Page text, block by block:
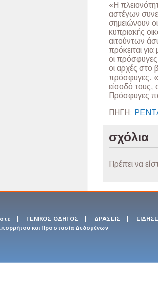
«Η
αστέγων
σημειώνουν
κυπριακής
αιτούντων
πρόκειται
οι πρόσφυγες
οι αρχές στο
πρόσφυγες.
είσοδό τους,
Πρόσφυγες
ΠΗΓΗ:
σχόλια
Πρέπει να
ΓΕΝΙΚΟΣ ΟΔΗΓΟΣ ΔΡΑΣΕΙΣ
και Προστασία Δεδομένων